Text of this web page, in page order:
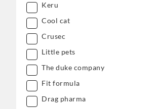
Keru
Cool cat
Crusec
Little pets
The duke company
Fit formula
Drag pharma